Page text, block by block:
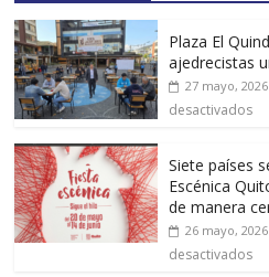
Plaza El
ajedrecistas
27 mayo, 2026
desactivados
Siete países
Escénica
de manera
26 mayo, 2026
desactivados